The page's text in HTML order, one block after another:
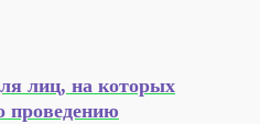
лиц, на которых
проведению